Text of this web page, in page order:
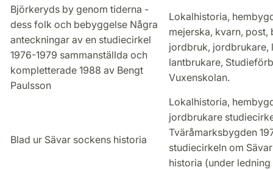
Björkeryds by genom tiderna -
dess folk och bebyggelse Några
anteckningar av en studiecirkel
1976-1979 sammanställda och
kompletterade 1988 av Bengt
Paulsson
Lokalhistoria,
mejerska, kvarn, post,
jordbruk, jordbrukare,
lantbrukare,
Vuxenskolan.
Blad ur Sävar sockens historia
Lokalhistoria,
jordbrukare
Tväråmarksbygden
studiecirkeln om
historia (under